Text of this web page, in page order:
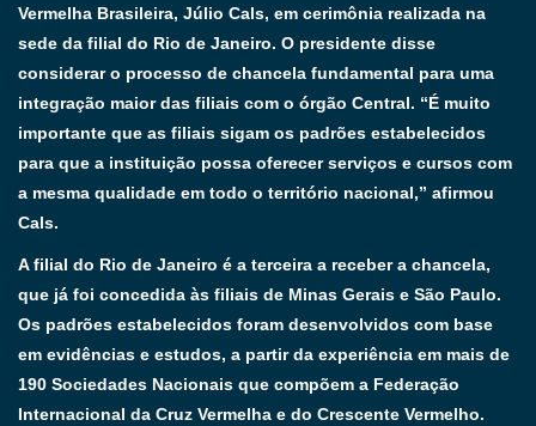
Vermelha Brasileira, Júlio Cals, em cerimônia realizada na
sede da filial do Rio de Janeiro. O presidente disse
considerar o processo de chancela fundamental para uma
integração maior das filiais com o órgão Central. “É muito
importante que as filiais sigam os padrões estabelecidos
para que a instituição possa oferecer serviços e cursos com
a mesma qualidade em todo o território nacional,” afirmou
Cals.
A filial do Rio de Janeiro é a terceira a receber a chancela,
que já foi concedida às filiais de Minas Gerais e São Paulo.
Os padrões estabelecidos foram desenvolvidos com base
em evidências e estudos, a partir da experiência em mais de
190 Sociedades Nacionais que compõem a Federação
Internacional da Cruz Vermelha e do Crescente Vermelho.